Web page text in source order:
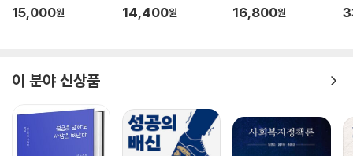
15,000원 14,400원 16,800원
이 분야 신상품